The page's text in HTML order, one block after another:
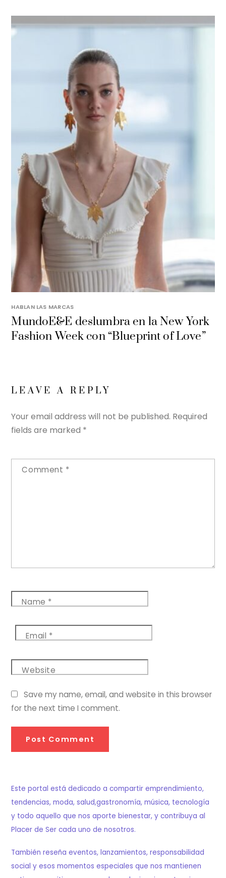
HABLAN LAS MARCAS
MundoE&E deslumbra en la New York
Fashion Week con “Blueprint of Love”
LEAVE A REPLY
Your email address will not be published. Required
fields are marked *
Comment *
Name *
Email *
Website
Save my name, email, and website in this browser
for the next time I comment.
Este portal está dedicado a compartir emprendimiento,
tendencias, moda, salud,gastronomía, música, tecnología
y todo aquello que nos aporte bienestar, y contribuya al
Placer de Ser cada uno de nosotros.
También reseña eventos, lanzamientos, responsabilidad
social y esos momentos especiales que nos mantienen